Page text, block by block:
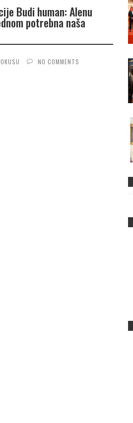
Budi human: Alenu
potrebna naša
NO COMMENTS